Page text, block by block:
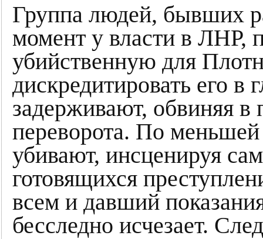
Группа людей, бывших
момент у власти в ЛНР,
убийственную для
дискредитировать его
задерживают, обвиняя в
переворота. По
убивают, инсценируя
готовящихся
всем и давший
бесследно исчезает.